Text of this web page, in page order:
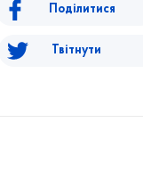
Поділитися
Твітнути